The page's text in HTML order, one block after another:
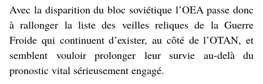
Avec la disparition du bloc soviétique l’OEA passe donc
à rallonger la liste des veilles reliques de la Guerre
Froide qui continuent d’exister, au côté de l’OTAN, et
semblent vouloir prolonger leur survie au-delà du
pronostic vital sérieusement engagé.